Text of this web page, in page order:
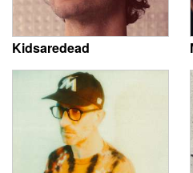
Kidsaredead